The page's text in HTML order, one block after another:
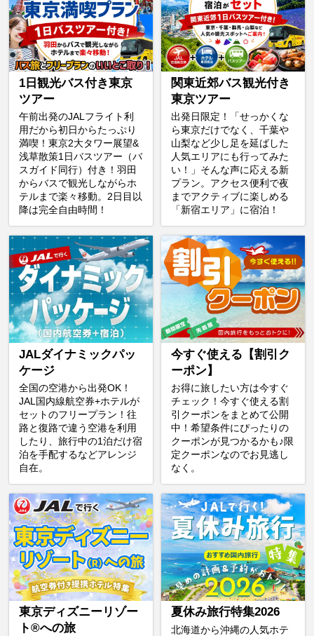
1日観光バス付き東京
ツアー
午前出発のJALフライト利
用だから初日からたっぷり
満喫！東京2大タワー展望&
浅草散策1日バスツアー（バ
スガイド同行）付き！羽田
からバスで観光しながらホ
テルまで楽々移動。2日目以
降は完全自由時間！
関東近郊バス観光付き
東京ツアー
出発日限定！「せっかくな
ら東京だけでなく、千葉や
山梨など少し足を延ばした
人気エリアにも行ってみた
い！」そんな声に応える新
プラン。アクセス便利で夜
までアクティブに楽しめる
「新宿エリア」に宿泊！
JALダイナミックパッ
ケージ
全国の空港から出発OK！
JAL国内線航空券+ホテルが
セットのフリープラン！往
路と復路で違う空港を利用
したり、旅行中の1泊だけ宿
泊を手配するなどアレンジ
自在。
今すぐ使える【割引ク
ーポン】
お得に旅したい方は今すぐ
チェック！今すぐ使える割
引クーポンをまとめて公開
中！希望条件にぴったりの
クーポンが見つかるかも♪限
定クーポンなのでお見逃し
なく。
東京ディズニーリゾー
ト®への旅
夏休み旅行特集2026
北海道から沖縄の人気ホテ